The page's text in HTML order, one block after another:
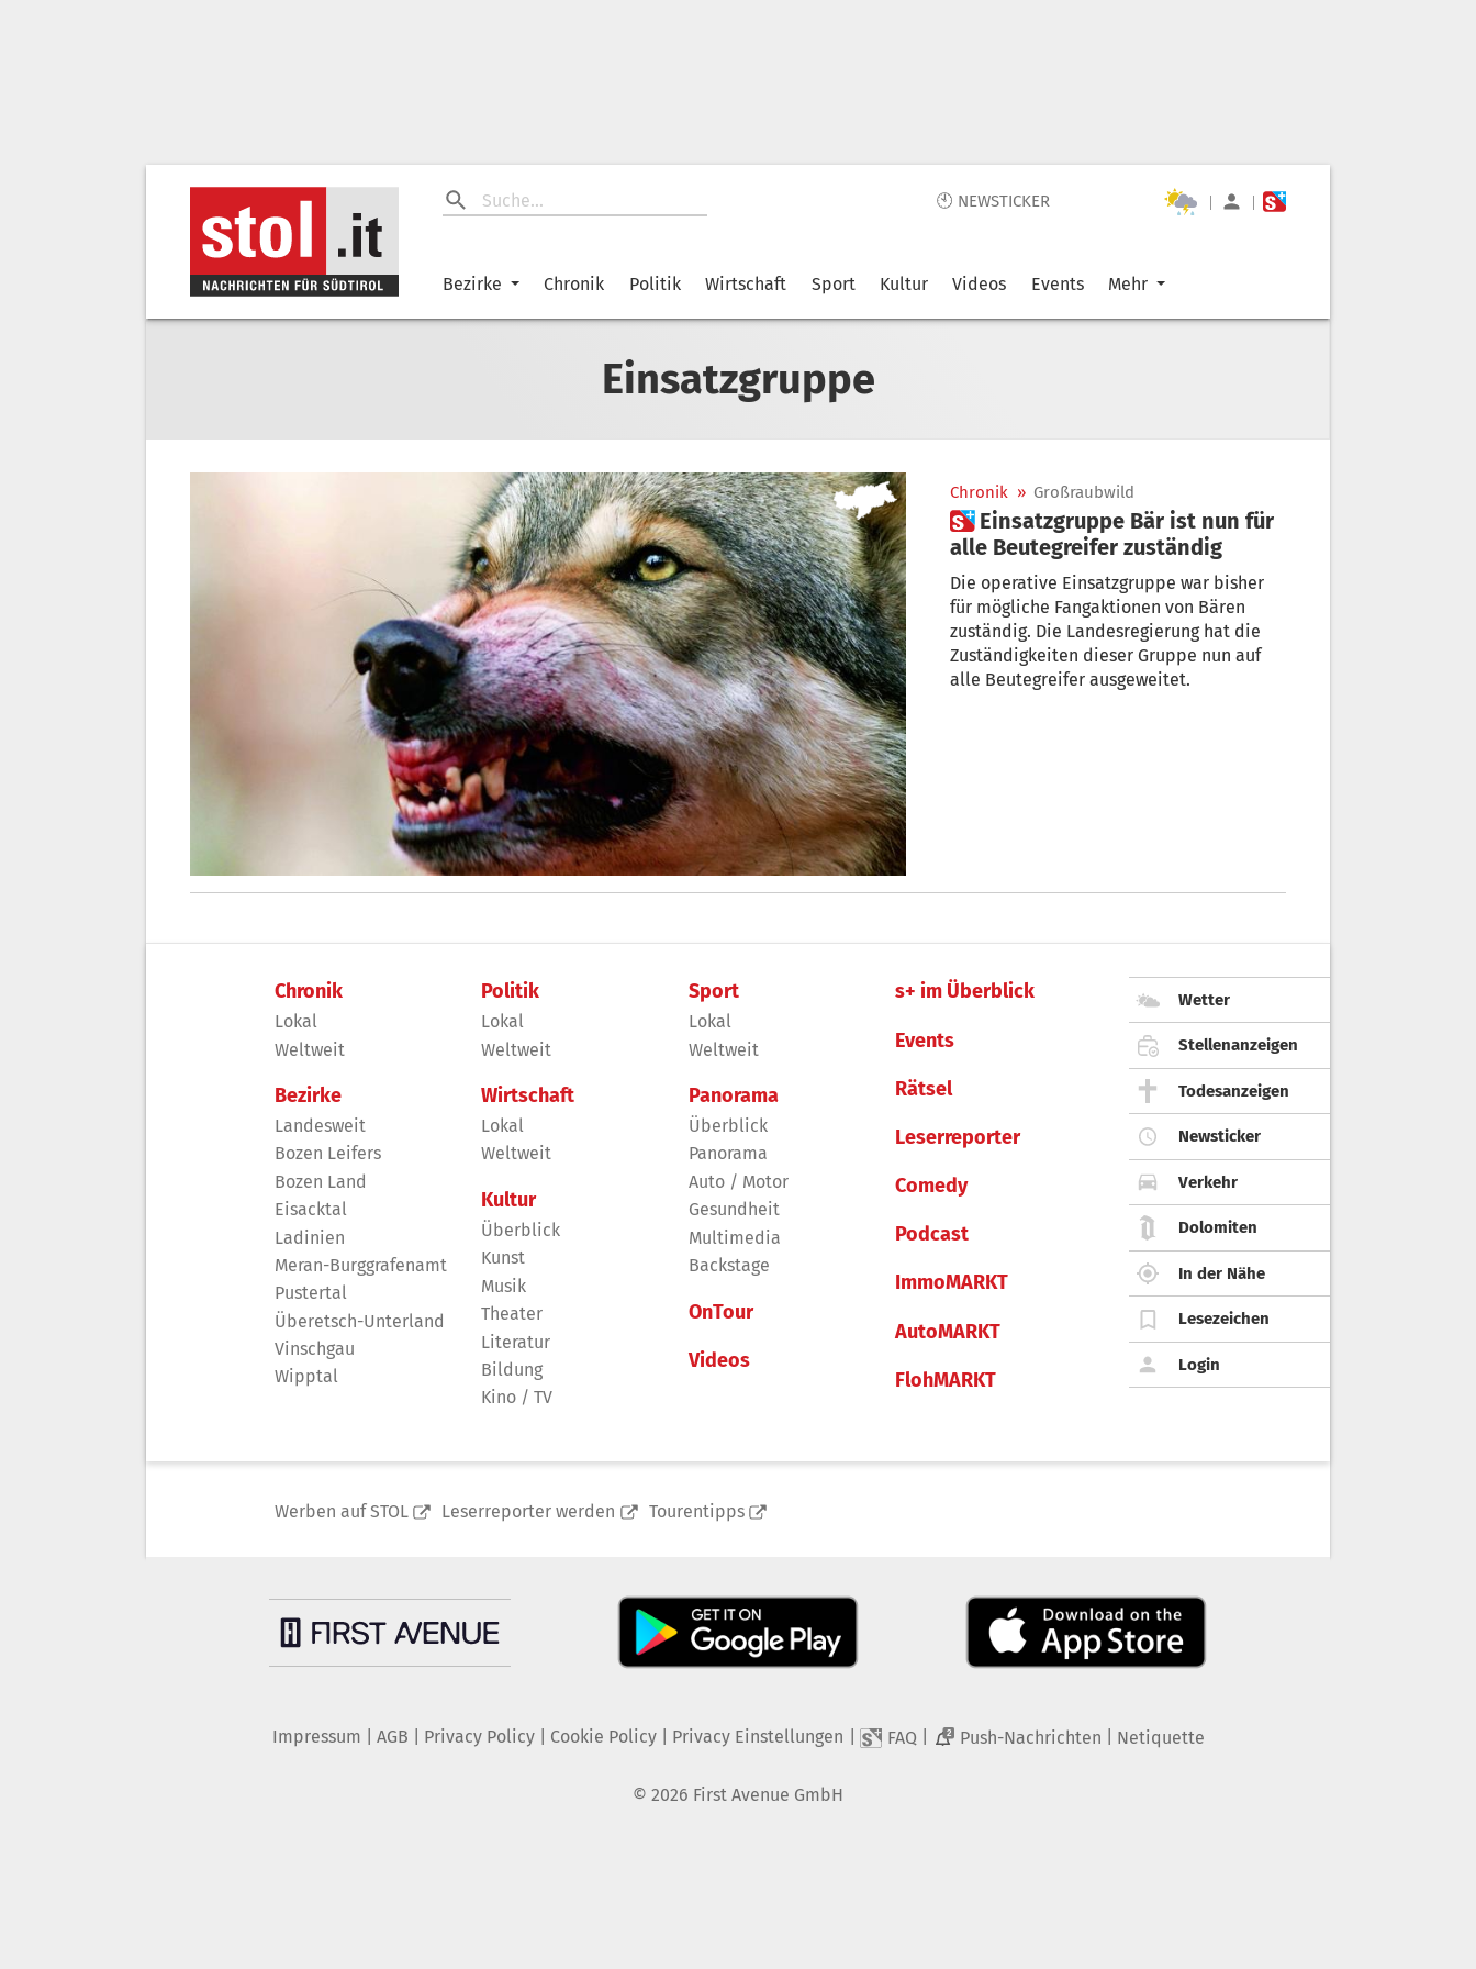
🕙 NEWSTICKER | |
Bezirke Chronik Politik Wirtschaft Sport Kultur Videos Events Mehr
Einsatzgruppe
Chronik » Großraubwild
 Einsatzgruppe Bär ist nun für
alle Beutegreifer zuständig
Die operative Einsatzgruppe war bisher
für mögliche Fangaktionen von Bären
zuständig. Die Landesregierung hat die
Zuständigkeiten dieser Gruppe nun auf
alle Beutegreifer ausgeweitet.
Chronik
Lokal
Weltweit
Bezirke
Landesweit
Bozen Leifers
Bozen Land
Eisacktal
Ladinien
Meran-Burggrafenamt
Pustertal
Überetsch-Unterland
Vinschgau
Wipptal
Politik
Lokal
Weltweit
Wirtschaft
Lokal
Weltweit
Kultur
Überblick
Kunst
Musik
Theater
Literatur
Bildung
Kino / TV
Sport
Lokal
Weltweit
Panorama
Überblick
Panorama
Auto / Motor
Gesundheit
Multimedia
Backstage
OnTour
Videos
s+ im Überblick
Events
Rätsel
Leserreporter
Comedy
Podcast
ImmoMARKT
AutoMARKT
FlohMARKT
Wetter
Stellenanzeigen
Todesanzeigen
Newsticker
Verkehr
Dolomiten
In der Nähe
Lesezeichen
Login
Werben auf STOL Leserreporter werden Tourentipps
Impressum AGB Privacy Policy| Cookie Policy| Privacy Einstellungen FAQ 2 Push-Nachrichten Netiquette
© 2026 First Avenue GmbH